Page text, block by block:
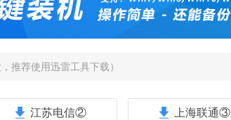
推荐使用迅雷工具下载）
江苏电信② 上海联通③